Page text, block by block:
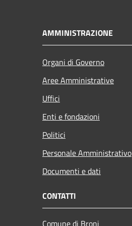
AMMINISTRAZIONE
Organi di Governo
Aree Amministrative
Uffici
Enti e fondazioni
Politici
Personale Amministrativo
Documenti e dati
CONTATTI
Comune di Broni